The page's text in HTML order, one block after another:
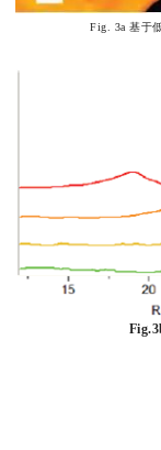
Fig. 3a 基于